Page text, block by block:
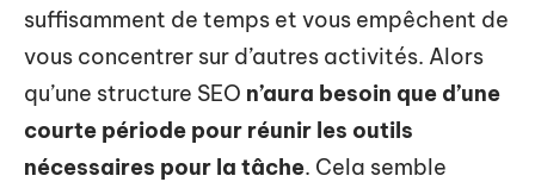
suffisamment de temps et vous empêchent de
vous concentrer sur d’autres activités. Alors
qu’une structure SEO n’aura besoin que d’une
courte période pour réunir les outils
nécessaires pour la tâche. Cela semble